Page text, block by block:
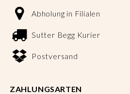
Abholung in Filialen
Sutter Begg Kurier
Postversand
ZAHLUNGSARTEN